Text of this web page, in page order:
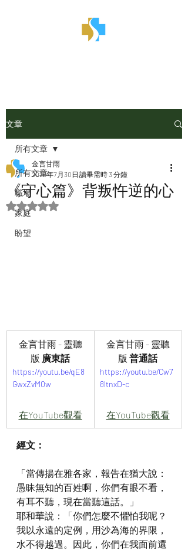
文章
所有文章
職場
家庭
盼望
所有文章
《守心篇》背叛忤逆的心
金言甘雨
2025年7月30日 讀畢需時 3 分鐘
評等為 NaN（最高為 5 顆星）。
金言甘雨 - 靈聽
版 廣東話
https://youtu.be/qE8
GwxZvM0w
在YouTube觀看
金言甘雨 - 靈聽
版 普通話
https://youtu.be/Cw7
8ltnxD-c
在YouTube觀看
經文：
「當傳揚在雅各家，報告在猶大說：
愚昧無知的百姓啊，你們有眼不看，
有耳不聽，現在當聽這話。」
耶和華說：「你們怎麼不懼怕我呢？
我以永遠的定例，用沙為海的界限，
水不得越過。因此，你們在我面前還